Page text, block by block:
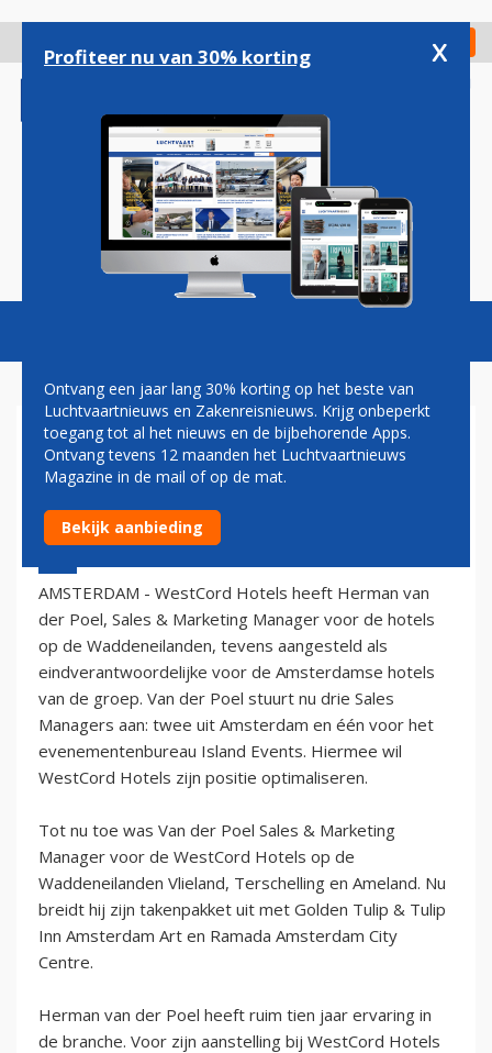
gaan
Check in
Magazine Podcasts Vacatures
NIEUWE SALES STRUCTUUR
BIJ WESTCORD HOTELGROEP
10 april 2006 - 2:00
AMSTERDAM - WestCord Hotels heeft Herman van
der Poel, Sales & Marketing Manager voor de hotels
op de Waddeneilanden, tevens aangesteld als
eindverantwoordelijke voor de Amsterdamse hotels
van de groep. Van der Poel stuurt nu drie Sales
Managers aan: twee uit Amsterdam en één voor het
evenementenbureau Island Events. Hiermee wil
WestCord Hotels zijn positie optimaliseren.
Tot nu toe was Van der Poel Sales & Marketing
Manager voor de WestCord Hotels op de
Waddeneilanden Vlieland, Terschelling en Ameland. Nu
breidt hij zijn takenpakket uit met Golden Tulip & Tulip
Inn Amsterdam Art en Ramada Amsterdam City
Centre.
Herman van der Poel heeft ruim tien jaar ervaring in
de branche. Voor zijn aanstelling bij WestCord Hotels
Profiteer nu van 30% korting x
Ontvang een jaar lang 30% korting op het beste van
Luchtvaartnieuws en Zakenreisnieuws. Krijg onbeperkt
toegang tot al het nieuws en de bijbehorende Apps.
Ontvang tevens 12 maanden het Luchtvaartnieuws
Magazine in de mail of op de mat.
Bekijk aanbieding